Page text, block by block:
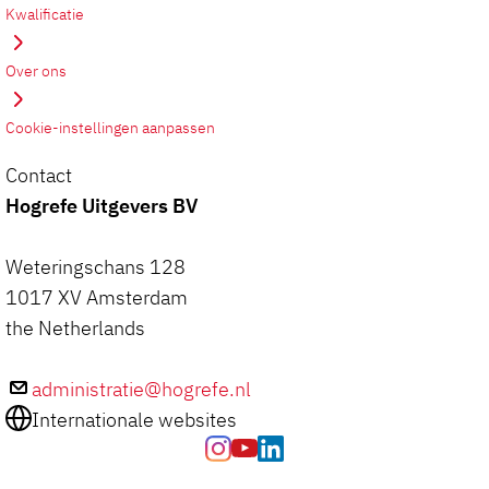
Kwalificatie
Over ons
Cookie-instellingen aanpassen
Contact
Hogrefe Uitgevers BV
Weteringschans 128
1017 XV Amsterdam
the Netherlands
administratie@hogrefe.nl
Internationale websites